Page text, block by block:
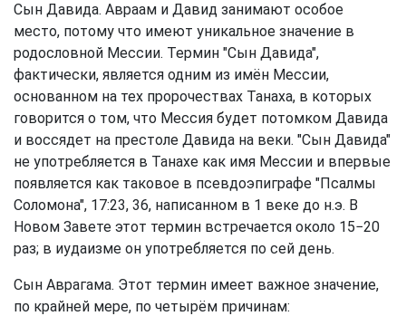
Сын Давида. Авраам и Давид занимают особое
место, потому что имеют уникальное значение в
родословной Мессии. Термин "Сын Давида",
фактически, является одним из имён Мессии,
основанном на тех пророчествах Танаха, в которых
говорится о том, что Мессия будет потомком Давида
и воссядет на престоле Давида на веки. "Сын Давида"
не употребляется в Танахе как имя Мессии и впервые
появляется как таковое в псевдоэпиграфе "Псалмы
Соломона", 17:23, 36, написанном в 1 веке до н.э. В
Новом Завете этот термин встречается около 15−20
раз; в иудаизме он употребляется по сей день.
Сын Аврагама. Этот термин имеет важное значение,
по крайней мере, по четырём причинам: